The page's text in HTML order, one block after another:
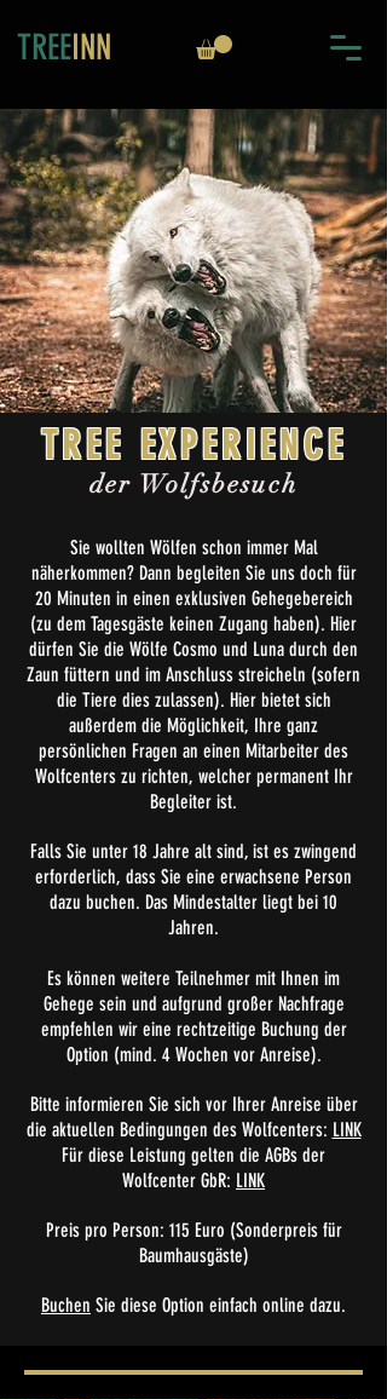
TREEINN
TREE EXPERIENCE
der Wolfsbesuch
Sie wollten Wölfen schon immer Mal
näherkommen? Dann begleiten Sie uns doch für
20 Minuten in einen exklusiven Gehegebereich
(zu dem Tagesgäste keinen Zugang haben). Hier
dürfen Sie die Wölfe Cosmo und Luna durch den
Zaun füttern und im Anschluss streicheln (sofern
die Tiere dies zulassen). Hier bietet sich
außerdem die Möglichkeit, Ihre ganz
persönlichen Fragen an einen Mitarbeiter des
Wolfcenters zu richten, welcher permanent Ihr
Begleiter ist.
Falls Sie unter 18 Jahre alt sind, ist es zwingend
erforderlich, dass Sie eine erwachsene Person
dazu buchen. Das Mindestalter liegt bei 10
Jahren.
Es können weitere Teilnehmer mit Ihnen im
Gehege sein und aufgrund großer Nachfrage
empfehlen wir eine rechtzeitige Buchung der
Option (mind. 4 Wochen vor Anreise).
Bitte informieren Sie sich vor Ihrer Anreise über
die aktuellen Bedingungen des Wolfcenters: LINK
Für diese Leistung gelten die AGBs der
Wolfcenter GbR: LINK
Preis pro Person: 115 Euro (Sonderpreis für
Baumhausgäste)
Buchen Sie diese Option einfach online dazu.